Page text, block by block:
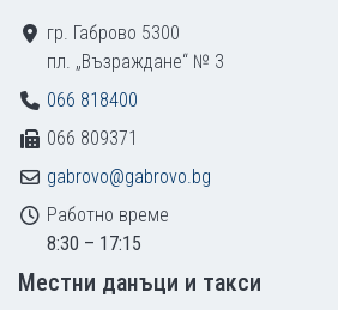
гр. Габрово 5300
пл. „Възраждане“ № 3
066 818400
066 809371
gabrovo@gabrovo.bg
Работно време
8:30 – 17:15
Местни данъци и такси